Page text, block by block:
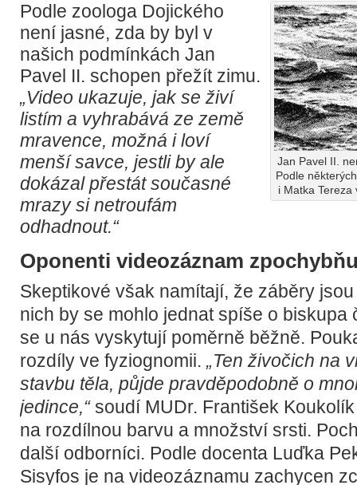
Jan Pavel II.
Podle
i Matka Tereza
Podle zoologa Dojického
není jasné, zda by byl v
našich podmínkách Jan
Pavel II. schopen přežít zimu.
„Video ukazuje, jak se živí
listím a vyhrabává ze země
mravence, možná i loví
menší savce, jestli by ale
dokázal přestát současné
mrazy si netroufám
odhadnout.“
Oponenti videozáznam
Skeptikové však namítají, že záběry
nich by se mohlo jednat spíše o biskupa
se u nás vyskytují poměrně běžně.
rozdíly ve fyziognomii. „Ten živočich na
stavbu těla, půjde pravděpodobně o
jedince,“soudí MUDr. František
na rozdílnou barvu a množství srsti.
další odborníci. Podle docenta Luďka
Sisyfos je na videozáznamu zachycen